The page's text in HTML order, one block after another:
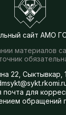
сайт АМО
материалов
22, Сыктывкар,
почта для
обращений